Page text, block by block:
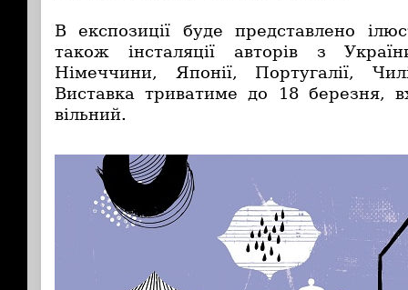
В експозиції буде представлено
також інсталяції авторів з
Німеччини, Японії, Португалії,
Виставка триватиме до 18 березня,
вільний.